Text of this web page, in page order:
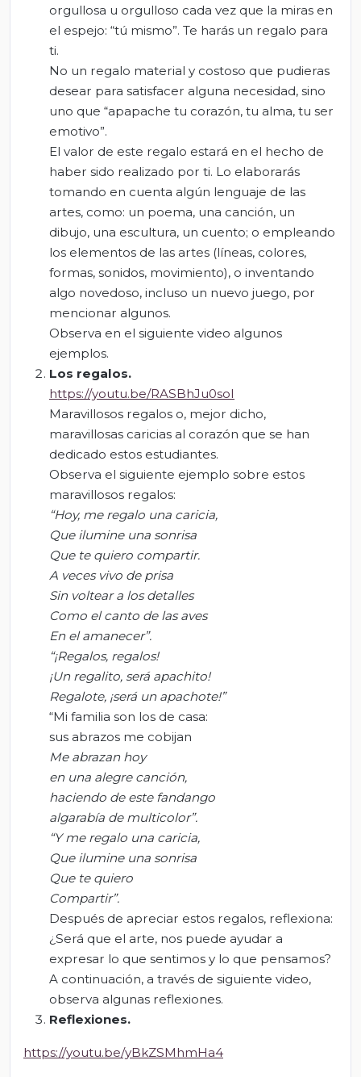
orgullosa u orgulloso cada vez que la miras en
el espejo: “tú mismo”. Te harás un regalo para
ti.
No un regalo material y costoso que pudieras
desear para satisfacer alguna necesidad, sino
uno que “apapache tu corazón, tu alma, tu ser
emotivo”.
El valor de este regalo estará en el hecho de
haber sido realizado por ti. Lo elaborarás
tomando en cuenta algún lenguaje de las
artes, como: un poema, una canción, un
dibujo, una escultura, un cuento; o empleando
los elementos de las artes (líneas, colores,
formas, sonidos, movimiento), o inventando
algo novedoso, incluso un nuevo juego, por
mencionar algunos.
Observa en el siguiente video algunos
ejemplos.
Los regalos.
https://youtu.be/RASBhJu0soI
Maravillosos regalos o, mejor dicho,
maravillosas caricias al corazón que se han
dedicado estos estudiantes.
Observa el siguiente ejemplo sobre estos
maravillosos regalos:
“Hoy, me regalo una caricia,
Que ilumine una sonrisa
Que te quiero compartir.
A veces vivo de prisa
Sin voltear a los detalles
Como el canto de las aves
En el amanecer”.
“¡Regalos, regalos!
¡Un regalito, será apachito!
Regalote, ¡será un apachote!”
“Mi familia son los de casa:
sus abrazos me cobijan
Me abrazan hoy
en una alegre canción,
haciendo de este fandango
algarabía de multicolor”.
“Y me regalo una caricia,
Que ilumine una sonrisa
Que te quiero
Compartir”.
Después de apreciar estos regalos, reflexiona:
¿Será que el arte, nos puede ayudar a
expresar lo que sentimos y lo que pensamos?
A continuación, a través de siguiente video,
observa algunas reflexiones.
Reflexiones.
https://youtu.be/yBkZSMhmHa4